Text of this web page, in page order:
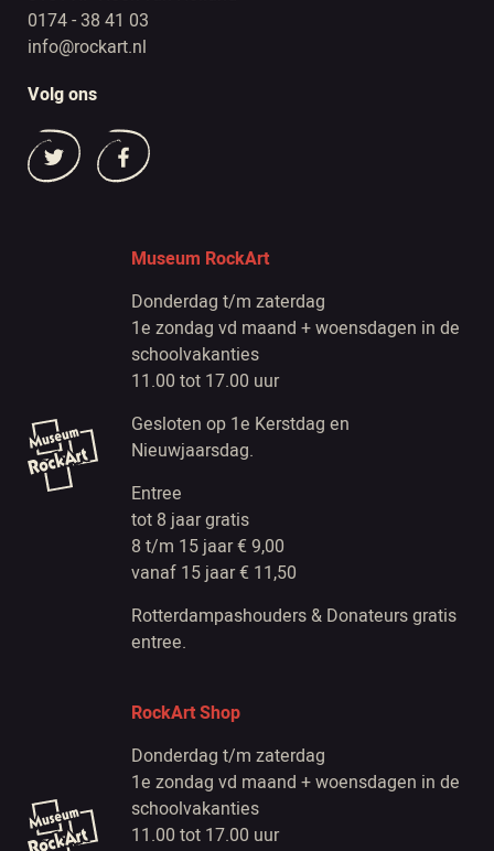
0174 - 38 41 03
info@rockart.nl
Volg ons
Museum RockArt
Donderdag t/m zaterdag
1e zondag vd maand + woensdagen in de
schoolvakanties
11.00 tot 17.00 uur
Gesloten op 1e Kerstdag en
Nieuwjaarsdag.
Entree
tot 8 jaar gratis
8 t/m 15 jaar € 9,00
vanaf 15 jaar € 11,50
Rotterdampashouders & Donateurs gratis
entree.
RockArt Shop
Donderdag t/m zaterdag
1e zondag vd maand + woensdagen in de
schoolvakanties
11.00 tot 17.00 uur